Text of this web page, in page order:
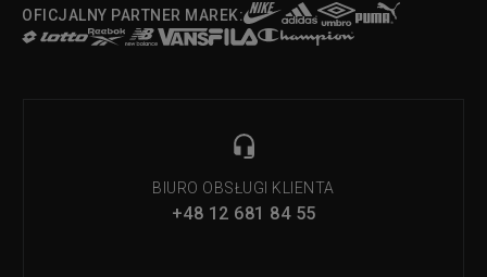
OFICJALNY PARTNER MAREK:
BIURO OBSŁUGI KLIENTA
+48 12 681 84 55